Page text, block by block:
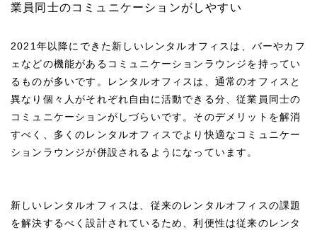
業員同士のコミュニケーションがしやすい
2021年以降にできた新しいレンタルオフィスは、バーやカフ
ェなどの機能があるコミュニケーションラウンジを持ってい
るものが多いです。レンタルオフィスは、通常のオフィスと
異なり個々人がそれぞれ自由に活動できる分、従業員同士の
コミュニケーションがしづらいです。そのデメリットを解消
すべく、多くのレンタルオフィスでより快適なコミュニケー
ションラウンジが併設されるようになっています。
新しいレンタルオフィスは、従来のレンタルオフィスの課題
を解決するべく設計されているため、利便性は従来のレンタ